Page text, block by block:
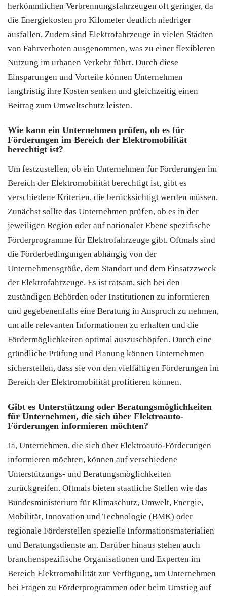
herkömmlichen Verbrennungsfahrzeugen oft geringer, da
die Energiekosten pro Kilometer deutlich niedriger
ausfallen. Zudem sind Elektrofahrzeuge in vielen Städten
von Fahrverboten ausgenommen, was zu einer flexibleren
Nutzung im urbanen Verkehr führt. Durch diese
Einsparungen und Vorteile können Unternehmen
langfristig ihre Kosten senken und gleichzeitig einen
Beitrag zum Umweltschutz leisten.
Wie kann ein Unternehmen prüfen, ob es für
Förderungen im Bereich der Elektromobilität
berechtigt ist?
Um festzustellen, ob ein Unternehmen für Förderungen im
Bereich der Elektromobilität berechtigt ist, gibt es
verschiedene Kriterien, die berücksichtigt werden müssen.
Zunächst sollte das Unternehmen prüfen, ob es in der
jeweiligen Region oder auf nationaler Ebene spezifische
Förderprogramme für Elektrofahrzeuge gibt. Oftmals sind
die Förderbedingungen abhängig von der
Unternehmensgröße, dem Standort und dem Einsatzzweck
der Elektrofahrzeuge. Es ist ratsam, sich bei den
zuständigen Behörden oder Institutionen zu informieren
und gegebenenfalls eine Beratung in Anspruch zu nehmen,
um alle relevanten Informationen zu erhalten und die
Fördermöglichkeiten optimal auszuschöpfen. Durch eine
gründliche Prüfung und Planung können Unternehmen
sicherstellen, dass sie von den vielfältigen Förderungen im
Bereich der Elektromobilität profitieren können.
Gibt es Unterstützung oder Beratungsmöglichkeiten
für Unternehmen, die sich über Elektroauto-
Förderungen informieren möchten?
Ja, Unternehmen, die sich über Elektroauto-Förderungen
informieren möchten, können auf verschiedene
Unterstützungs- und Beratungsmöglichkeiten
zurückgreifen. Oftmals bieten staatliche Stellen wie das
Bundesministerium für Klimaschutz, Umwelt, Energie,
Mobilität, Innovation und Technologie (BMK) oder
regionale Förderstellen spezielle Informationsmaterialien
und Beratungsdienste an. Darüber hinaus stehen auch
branchenspezifische Organisationen und Experten im
Bereich Elektromobilität zur Verfügung, um Unternehmen
bei Fragen zu Förderprogrammen oder beim Umstieg auf